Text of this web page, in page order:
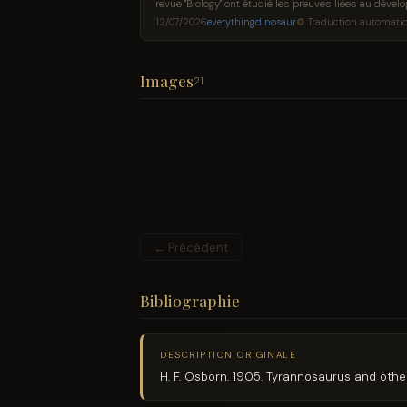
revue "Biology" ont étudié les preuves liées au
produisaient des nouveau-nés relativement petits
12/07/2026everythingdinosaur⚙ Traduction
Images21
← Précédent
Bibliographie
DESCRIPTION ORIGINALE
H. F. Osborn. 1905. Tyrannosaurus and